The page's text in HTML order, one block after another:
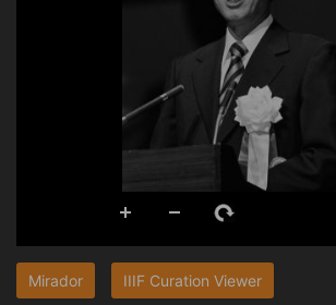
Mirador IIIF Curation Viewer